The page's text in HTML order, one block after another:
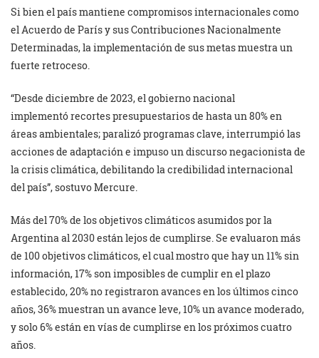
Si bien el país mantiene compromisos internacionales como
el Acuerdo de París y sus Contribuciones Nacionalmente
Determinadas, la implementación de sus metas muestra un
fuerte retroceso.
“Desde diciembre de 2023, el gobierno nacional
implementó recortes presupuestarios de hasta un 80% en
áreas ambientales; paralizó programas clave, interrumpió las
acciones de adaptación e impuso un discurso negacionista de
la crisis climática, debilitando la credibilidad internacional
del país”, sostuvo Mercure.
Más del 70% de los objetivos climáticos asumidos por la
Argentina al 2030 están lejos de cumplirse. Se evaluaron más
de 100 objetivos climáticos, el cual mostro que hay un 11% sin
información, 17% son imposibles de cumplir en el plazo
establecido, 20% no registraron avances en los últimos cinco
años, 36% muestran un avance leve, 10% un avance moderado,
y solo 6% están en vías de cumplirse en los próximos cuatro
años.